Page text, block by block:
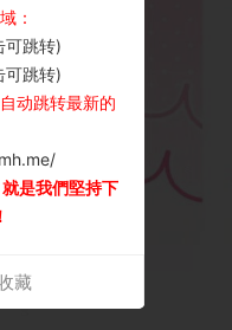
：
可跳转)
可跳转)
动跳转最新的
是我們堅持下
藏